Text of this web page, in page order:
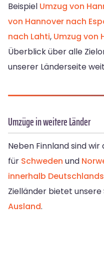
Beispiel Umzug von
von Hannover nach
nach Lahti, Umzug von
Überblick über alle
unserer Länderseite
Umzüge in weitere Länder
Neben Finnland sind
für Schweden und
innerhalb Deutschlands
Zielländer bietet unsere
Ausland.